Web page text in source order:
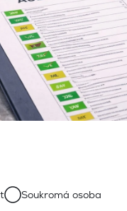
Soukromá osoba